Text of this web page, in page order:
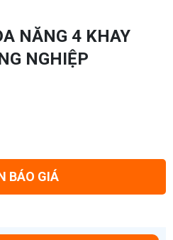
NĂNG 4 KHAY
NGHIỆP
BÁO GIÁ